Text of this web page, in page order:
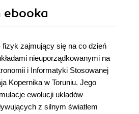
ebooka
fizyk zajmujący się na co dzień
nieuporządkowanymi na
i Informatyki Stosowanej
Kopernika w Toruniu. Jego
ewolucji układów
z silnym światłem